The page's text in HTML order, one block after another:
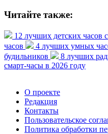
Читайте также:
12 лучших детских часов
часов
4 лучших умных
будильников
8 лучших
смарт-часы в 2026 году
О проекте
Редакция
Контакты
Пользовательское
Политика обработки